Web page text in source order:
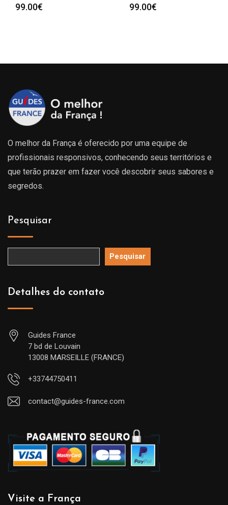
99.00€ 99.00€
O melhor da França é oferecido por uma equipe de
profissionais responsivos, conhecendo seus territórios e
que terão prazer em fazer você descobrir seus sabores e
segredos.
Pesquisar
Pesquisar
Detalhes do contato
Guides France
7 bd de Louvain
13008 MARSEILLE (FRANCE)
+33744750411
contact@guides-france.com
Visite a França